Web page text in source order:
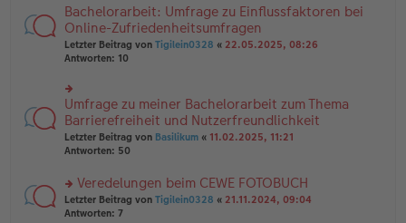
rs
te
r
u
n
el
es
e
n
er
tr
a
g
Bachelorarbeit: Umfrage zu Einflussfaktoren bei
Online-Zufriedenheitsumfragen
Letzter Beitrag von Tigilein0328 « 22.05.2025, 08:26
Antworten: 10
rs
te
r
u
n
el
es
e
Umfrage zu meiner Bachelorarbeit zum Thema
Barrierefreiheit und Nutzerfreundlichkeit
Letzter Beitrag von Basilikum « 11.02.2025, 11:21
Antworten: 50
rs
te
Veredelungen beim CEWE FOTOBUCH
Letzter Beitrag von Tigilein0328 « 21.11.2024, 09:04
Antworten: 7